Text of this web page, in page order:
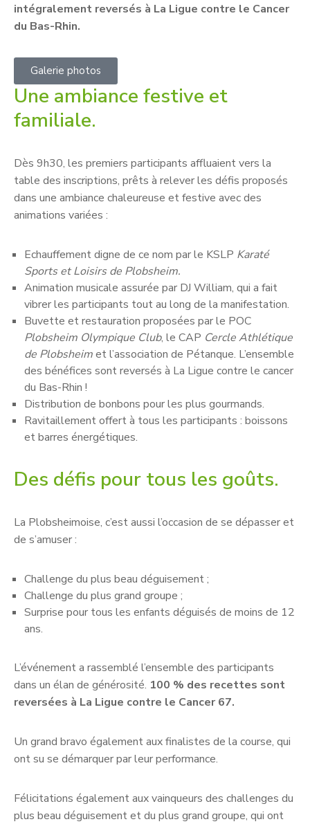
intégralement reversés à La Ligue contre le Cancer
du Bas-Rhin.
Galerie photos
Une ambiance festive et
familiale.
Dès 9h30, les premiers participants affluaient vers la
table des inscriptions, prêts à relever les défis proposés
dans une ambiance chaleureuse et festive avec des
animations variées :
Echauffement digne de ce nom par le KSLP Karaté
Sports et Loisirs de Plobsheim.
Animation musicale assurée par DJ William, qui a fait
vibrer les participants tout au long de la manifestation.
Buvette et restauration proposées par le POC
Plobsheim Olympique Club, le CAP Cercle Athlétique
de Plobsheimet l’association de Pétanque. L’ensemble
des bénéfices sont reversés à La Ligue contre le cancer
du Bas-Rhin !
Distribution de bonbons pour les plus gourmands.
Ravitaillement offert à tous les participants : boissons
et barres énergétiques.
Des défis pour tous les goûts.
La Plobsheimoise, c’est aussi l’occasion de se dépasser et
de s’amuser :
Challenge du plus beau déguisement ;
Challenge du plus grand groupe ;
Surprise pour tous les enfants déguisés de moins de 12
ans.
L’événement a rassemblé l’ensemble des participants
dans un élan de générosité. 100 % des recettes sont
reversées à La Ligue contre le Cancer 67.
Un grand bravo également aux finalistes de la course, qui
ont su se démarquer par leur performance.
Félicitations également aux vainqueurs des challenges du
plus beau déguisement et du plus grand groupe, qui ont